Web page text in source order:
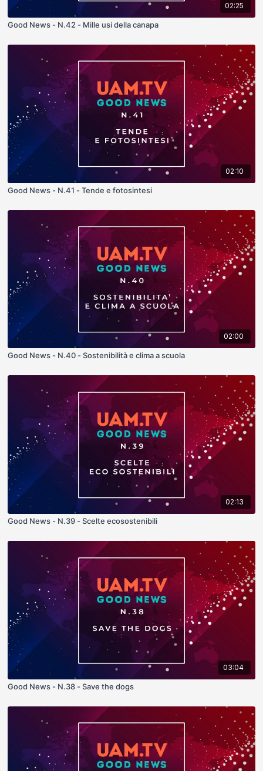
02:25
Good News - N.42 - Mille usi della canapa
02:10
Good News - N.41 - Tende e fotosintesi
02:00
Good News - N.40 - Sostenibilità e clima a scuola
02:13
Good News - N.39 - Scelte ecosostenibili
03:04
Good News - N.38 - Save the dogs